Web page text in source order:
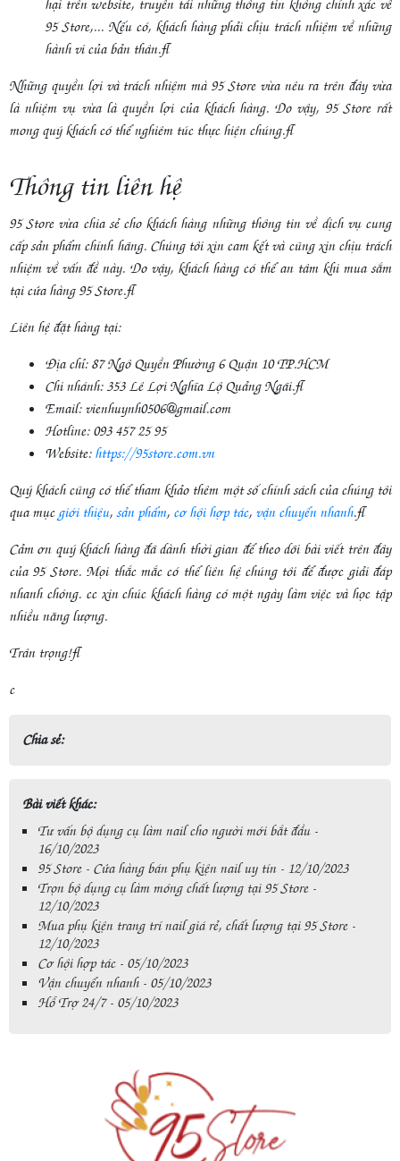
hại trên website, truyền tải những thông tin không chính xác về
95 Store,... Nếu có, khách hàng phải chịu trách nhiệm về những
hành vi của bản thân.
Những quyền lợi và trách nhiệm mà 95 Store vừa nêu ra trên đây vừa
là nhiệm vụ vừa là quyền lợi của khách hàng. Do vậy, 95 Store rất
mong quý khách có thể nghiêm túc thực hiện chúng.
Thông tin liên hệ
95 Store vừa chia sẻ cho khách hàng những thông tin về dịch vụ cung
cấp sản phẩm chính hãng. Chúng tôi xin cam kết và cũng xin chịu trách
nhiệm về vấn đề này. Do vậy, khách hàng có thể an tâm khi mua sắm
tại cửa hàng 95 Store.
Liên hệ đặt hàng tại:
Địa chỉ: 87 Ngô Quyền Phường 6 Quận 10 TP.HCM
Chi nhánh: 353 Lê Lợi Nghĩa Lộ Quảng Ngãi.
Email: vienhuynh0506@gmail.com
Hotline: 093 457 25 95
Website: https://95store.com.vn
Quý khách cũng có thể tham khảo thêm một số chính sách của chúng tôi
qua mục giới thiệu, sản phẩm, cơ hội hợp tác, vận chuyển nhanh.
Cảm ơn quý khách hàng đã dành thời gian để theo dõi bài viết trên đây
của 95 Store. Mọi thắc mắc có thể liên hệ chúng tôi để được giải đáp
nhanh chóng. cc xin chúc khách hàng có một ngày làm việc và học tập
nhiều năng lượng.
Trân trọng!
c
Chia sẻ:
Bài viết khác:
Tư vấn bộ dụng cụ làm nail cho người mới bắt đầu -
16/10/2023
95 Store - Cửa hàng bán phụ kiện nail uy tín - 12/10/2023
Trọn bộ dụng cụ làm móng chất lượng tại 95 Store -
12/10/2023
Mua phụ kiện trang trí nail giá rẻ, chất lượng tại 95 Store -
12/10/2023
Cơ hội hợp tác - 05/10/2023
Vận chuyển nhanh - 05/10/2023
Hỗ Trợ 24/7 - 05/10/2023